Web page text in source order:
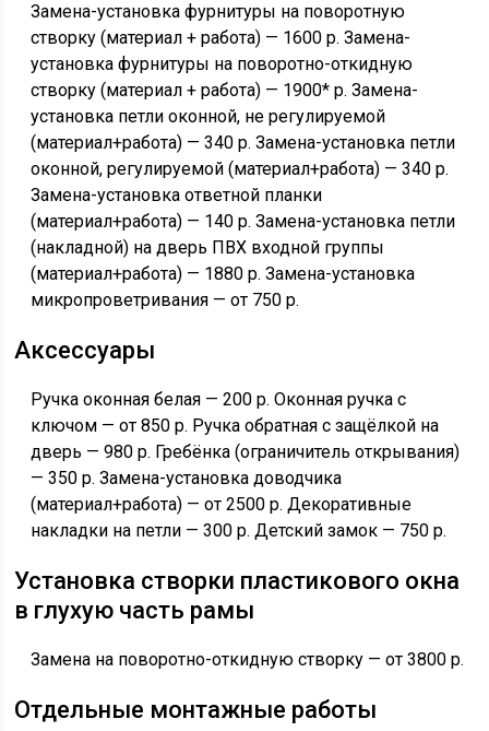
Замена-установка фурнитуры на поворотную
створку (материал + работа) — 1600 р. Замена-
установка фурнитуры на поворотно-откидную
створку (материал + работа) — 1900* р. Замена-
установка петли оконной, не регулируемой
(материал+работа) — 340 р. Замена-установка петли
оконной, регулируемой (материал+работа) — 340 р.
Замена-установка ответной планки
(материал+работа) — 140 р. Замена-установка петли
(накладной) на дверь ПВХ входной группы
(материал+работа) — 1880 р. Замена-установка
микропроветривания — от 750 р.
Аксессуары
Ручка оконная белая — 200 р. Оконная ручка с
ключом — от 850 р. Ручка обратная с защёлкой на
дверь — 980 р. Гребёнка (ограничитель открывания)
— 350 р. Замена-установка доводчика
(материал+работа) — от 2500 р. Декоративные
накладки на петли — 300 р. Детский замок — 750 р.
Установка створки пластикового окна
в глухую часть рамы
Замена на поворотно-откидную створку — от 3800 р.
Отдельные монтажные работы